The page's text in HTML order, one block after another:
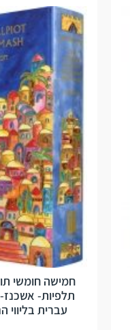
חמישה חומשי
תלפיות-
עברית בליווי